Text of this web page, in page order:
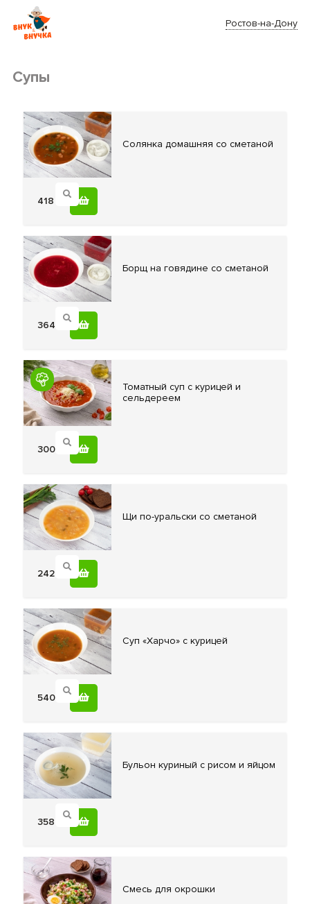
Ростов-на-Дону
Супы
Cолянка домашняя со сметаной
418
Боpщ на говядине со сметаной
364
Томатный суп с курицей и
сельдереем
300
Щи по-уральски со сметаной
242
Суп «Харчо»с курицей
540
Бульон куриный с рисом и яйцом
358
Смесь для окрошки